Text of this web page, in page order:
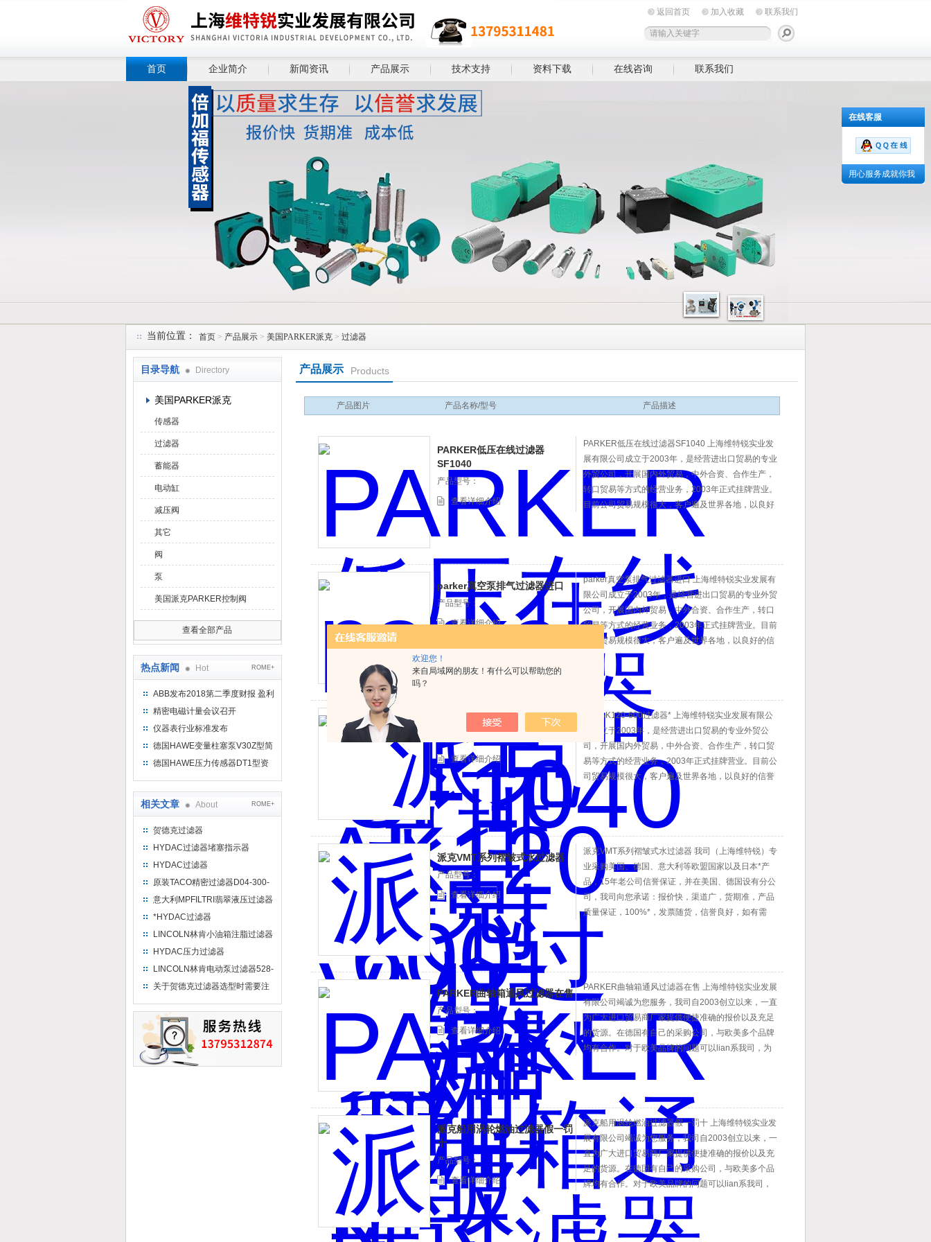
欢迎您！
来自局域网的朋友！有什么可以帮助您的
吗？
返回首页 加入收藏 联系我们
首页 企业简介 新闻资讯 产品展示 技术支持 资料下载 在线咨询 联系我们
当前位置： 首页 > 产品展示 > 美国PARKER派克 > 过滤器
目录导航 Directory
美国PARKER派克
传感器
过滤器
蓄能器
电动缸
减压阀
其它
阀
泵
美国派克PARKER控制阀
查看全部产品
热点新闻 Hot ROME+
ABB发布2018第二季度财报 盈利
持续增长
精密电磁计量会议召开
仪器表行业标准发布
德国HAWE变量柱塞泵V30Z型简
介
德国HAWE压力传感器DT1型资
相关文章 About ROME+
贺德克过滤器
RFON330DL20F1.0全新*
HYDAC过滤器堵塞指示器
VM2D.0/-L24工作原理
HYDAC过滤器
RFLBN/HC1300CQ5D1.0/-L24
原装TACO精密过滤器D04-300-
3023 DC24V
意大利MPFILTRI翡翠液压过滤器
有哪些优点
*HYDAC过滤器
DFON140TC10D1.0/-L24-B6
LINCOLN林肯小油箱注脂过滤器
84013
HYDAC压力过滤器
DFON140TC10D1.0/-L24-B6
LINCOLN林肯电动泵过滤器528-
30822-1
关于贺德克过滤器选型时需要注
产品展示 Products
产品图片 产品名称/型号 产品描述
PARKER低压在线过滤器
SF1040
产品型号：
查看详细介绍
PARKER低压在线过滤器SF1040 上海维特锐实业发
展有限公司成立于2003年，是经营进出口贸易的专业
外贸公司，开展国内外贸易，中外合资、合作生产，
转口贸易等方式的经营业务，2003年正式挂牌营业。
目前公司贸易规模很大，客户遍及世界各地，以良好
的信誉得到了国内外客户的信赖。
parker真空泵排气过滤器进口
产品型号：
查看详细介绍
parker真空泵排气过滤器进口 上海维特锐实业发展有
限公司成立于2003年，是经营进出口贸易的专业外贸
公司，开展国内外贸易，中外合资、合作生产，转口
贸易等方式的经营业务，2003年正式挂牌营业。目前
公司贸易规模很大，客户遍及世界各地，以良好的信
誉得到了国内外客户的信赖。
派克AK120-600过滤器*
查看详细介绍
派克AK120-600过滤器* 上海维特锐实业发展有限公
司成立于2003年，是经营进出口贸易的专业外贸公
司，开展国内外贸易，中外合资、合作生产，转口贸
易等方式的经营业务，2003年正式挂牌营业。目前公
司贸易规模很大，客户遍及世界各地，以良好的信誉
得到了国内外客户的信赖。
派克VMT系列褶皱式水过滤器
产品型号：
查看详细介绍
派克VMT系列褶皱式水过滤器 我司（上海维特锐）专
业采购美国、德国、意大利等欧盟国家以及日本*产
品，15年老公司信誉保证，并在美国、德国设有分公
司，我司向您承诺：报价快，渠道广，货期准，产品
质量保证，100%*，发票随货，信誉良好，如有需
PARKER曲轴箱通风过滤器在售
产品型号：
查看详细介绍
PARKER曲轴箱通风过滤器在售 上海维特锐实业发展
有限公司竭诚为您服务，我司自2003创立以来，一直
为广大进口贸易商厂家提供便捷准确的报价以及充足
的货源。在德国有自己的采购公司，与欧美多个品牌
均有合作。对于欧美品牌的问题可以lian系我司，为
您提供专业的服务。欢迎新老顾客的询价！
派克船用涡轮燃油过滤器假一罚
十
产品型号：
查看详细介绍
派克船用涡轮燃油过滤器假一罚十 上海维特锐实业发
展有限公司竭诚为您服务，我司自2003创立以来，一
直为广大进口贸易商厂家提供便捷准确的报价以及充
足的货源。在德国有自己的采购公司，与欧美多个品
牌均有合作。对于欧美品牌的问题可以lian系我司，
为您提供专业的服务。欢迎新老顾客的询价！
在线客服
用心服务成就你我